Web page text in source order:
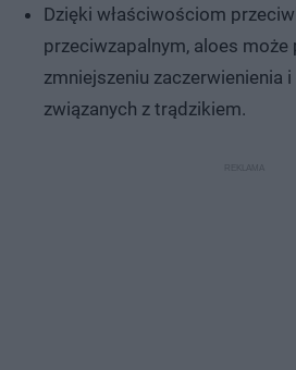
Dzięki właściwościom
przeciwzapalnym, aloes może
zmniejszeniu zaczerwienienia
związanych z trądzikiem.